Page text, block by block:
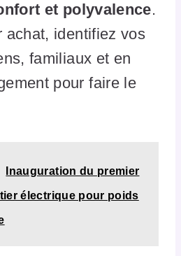
et polyvalence.
achat, identifiez vos
familiaux et en
pour faire le
Inauguration du premier
électrique pour poids